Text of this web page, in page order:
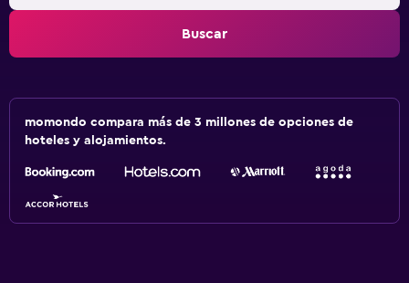
Buscar
momondo compara más de 3 millones de opciones de
hoteles y alojamientos.